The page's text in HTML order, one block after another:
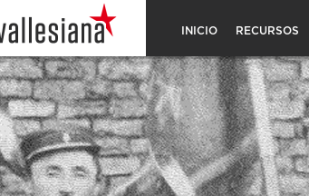
INICIO RECURSOS